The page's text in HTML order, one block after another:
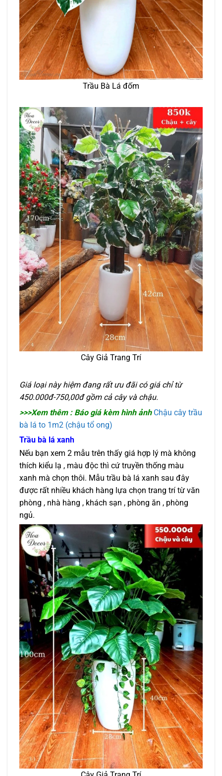
Trầu Bà Lá đốm
Cây Giả Trang Trí
Giá loại này hiệm đang rất ưu đãi có giá chỉ từ
450.000đ-750,00đ gồm cả cây và chậu.
>>>Xem thêm : Báo giá kèm hình ảnh Chậu cây trầu
bà lá to 1m2 (chậu tổ ong)
Trầu bà lá xanh
Nếu bạn xem 2 mẫu trên thấy giá hợp lý mà không
thích kiểu lạ , màu độc thì cứ truyền thống màu
xanh mà chọn thôi. Mẫu trầu bà lá xanh sau đây
được rất nhiều khách hàng lựa chọn trang trí từ văn
phòng , nhà hàng , khách sạn , phòng ăn , phòng
ngủ.